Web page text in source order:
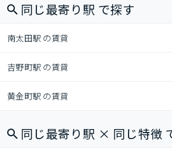
同じ最寄り駅 で探す
南太田駅 の賃貸
吉野町駅 の賃貸
黄金町駅 の賃貸
同じ最寄り駅 × 同じ特徴